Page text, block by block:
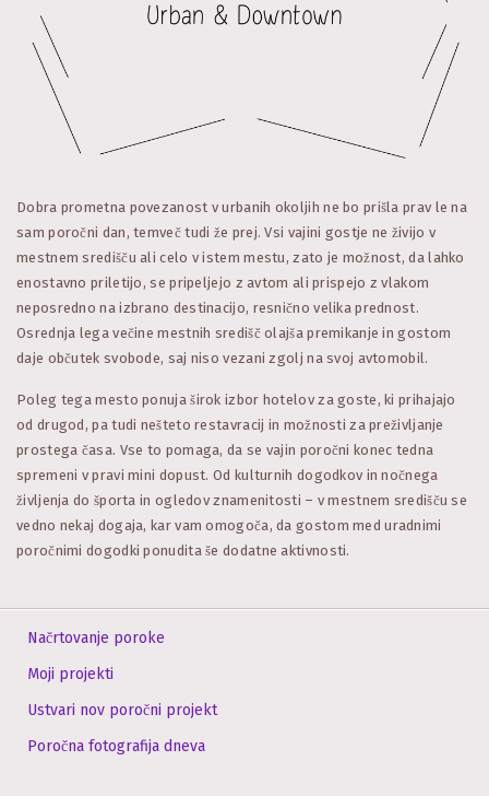
Dobra prometna povezanost v urbanih okoljih ne bo prišla prav le na
sam poročni dan, temveč tudi že prej. Vsi vajini gostje ne živijo v
mestnem središču ali celo v istem mestu, zato je možnost, da lahko
enostavno priletijo, se pripeljejo z avtom ali prispejo z vlakom
neposredno na izbrano destinacijo, resnično velika prednost.
Osrednja lega večine mestnih središč olajša premikanje in gostom
daje občutek svobode, saj niso vezani zgolj na svoj avtomobil.
Poleg tega mesto ponuja širok izbor hotelov za goste, ki prihajajo
od drugod, pa tudi nešteto restavracij in možnosti za preživljanje
prostega časa. Vse to pomaga, da se vajin poročni konec tedna
spremeni v pravi mini dopust. Od kulturnih dogodkov in nočnega
življenja do športa in ogledov znamenitosti – v mestnem središču se
vedno nekaj dogaja, kar vam omogoča, da gostom med uradnimi
poročnimi dogodki ponudita še dodatne aktivnosti.
Načrtovanje poroke
Moji projekti
Ustvari nov poročni projekt
Poročna fotografija dneva